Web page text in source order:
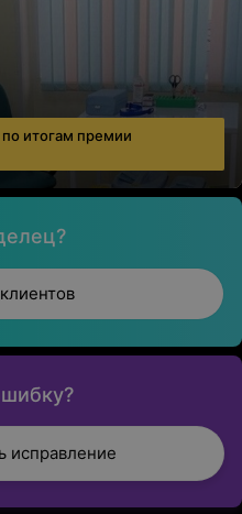
итогам премии
исправление